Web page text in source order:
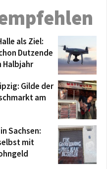
als Ziel:
Dutzende
Halbjahr
Gilde der
am
Sachsen:
mit